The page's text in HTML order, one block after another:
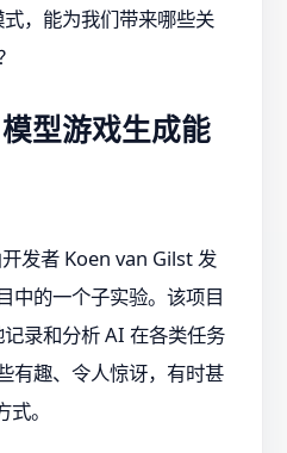
，能为我们带来哪些关
型游戏生成能
发者 Koen van Gilst 发
中的一个子实验。该项目
录和分析 AI 在各类任务
趣、令人惊讶，有时甚
。